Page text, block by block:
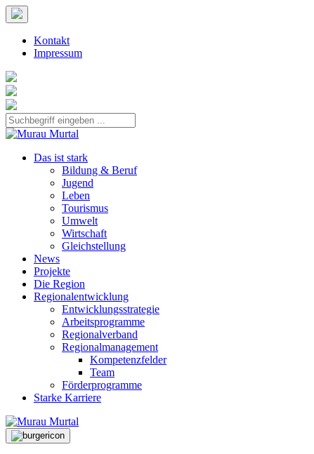
Kontakt
Impressum
Das ist stark
Bildung & Beruf
Jugend
Leben
Tourismus
Umwelt
Wirtschaft
Gleichstellung
News
Projekte
Die Region
Regionalentwicklung
Entwicklungsstrategie
Arbeitsprogramme
Regionalverband
Regionalmanagement
Kompetenzfelder
Team
Förderprogramme
Starke Karriere